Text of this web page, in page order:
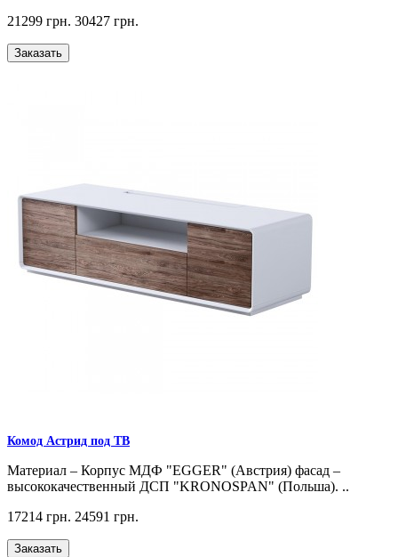
21299 грн. 30427 грн.
Заказать
Комод Астрид под ТВ
Материал – Корпус МДФ "EGGER" (Австрия) фасад –
высококачественный ДСП "KRONOSPAN" (Польша). ..
17214 грн. 24591 грн.
Заказать